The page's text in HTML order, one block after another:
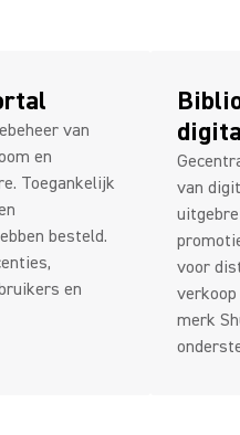
van
en
Toegankelijk
besteld.
en
van
voor
merk